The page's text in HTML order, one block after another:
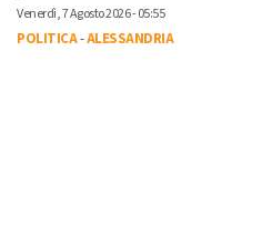
Venerdì, 7 Agosto 2026 - 05:55
POLITICA-ALESSANDRIA